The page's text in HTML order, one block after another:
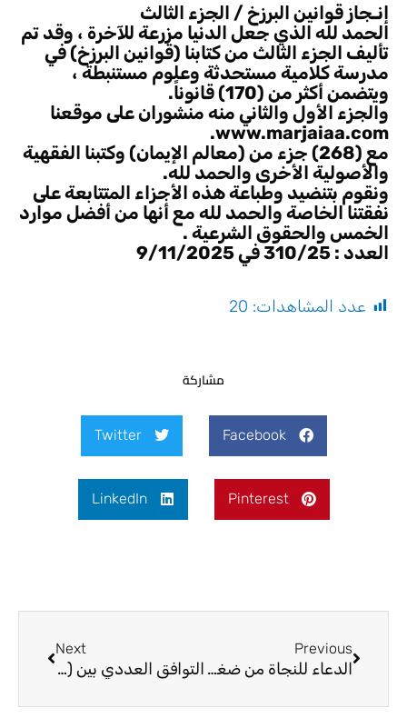
إنـجاز قوانين البرزخ / الجزء الثالث
الحمد لله الذي جعل الدنيا مزرعة للآخرة ، وقد تم
تأليف الجزء الثالث من كتابنا (قوانين البرزخ) في
مدرسة كلامية مستحدثة وعلوم مستنبطة ،
ويتضمن أكثر من (170) قانوناً.
والجزء الأول والثاني منه منشوران على موقعنا
www.marjaiaa.com.
مع (268) جزء من (معالم الإيمان) وكتبنا الفقهية
والأصولية الأخرى والحمد لله.
ونقوم بتنضيد وطباعة هذه الأجزاء المتتابعة على
نفقتنا الخاصة والحمد لله مع أنها من أفضل موارد
الخمس والحقوق الشرعية .
العدد : 310/25 في 9/11/2025
عدد المشاهدات: 20
مشاركة
Facebook
Twitter
Pinterest
LinkedIn
Previous
الدعاء للنجاة من ضغطة وضيق وعذاب القبر
Next
التوافق العددي بين (الآخرة والدنيا)